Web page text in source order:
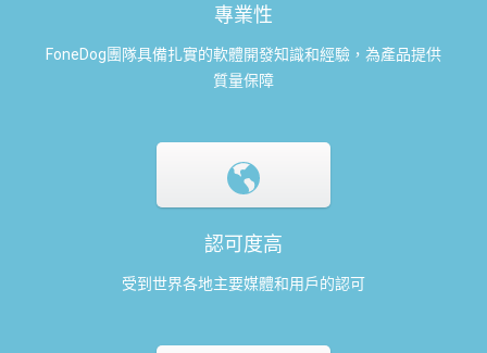
專業性
FoneDog團隊具備扎實的軟體開發知識和經驗，為產品提供
質量保障
認可度高
受到世界各地主要媒體和用戶的認可